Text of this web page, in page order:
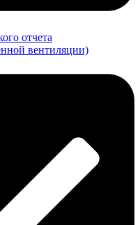
отчета
вентиляции)